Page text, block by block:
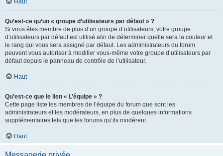
Haut
Qu’est-ce qu’un « groupe d’utilisateurs par défaut » ?
Si vous êtes membre de plus d’un groupe d’utilisateurs, votre groupe
d’utilisateurs par défaut est utilisé afin de déterminer quelle sera la couleur et
le rang qui vous sera assigné par défaut. Les administrateurs du forum
peuvent vous autoriser à modifier vous-même votre groupe d’utilisateurs par
défaut depuis le panneau de contrôle de l’utilisateur.
Haut
Qu’est-ce que le lien « L’équipe » ?
Cette page liste les membres de l’équipe du forum que sont les
administrateurs et les modérateurs, en plus de quelques informations
supplémentaires tels que les forums qu’ils modèrent.
Haut